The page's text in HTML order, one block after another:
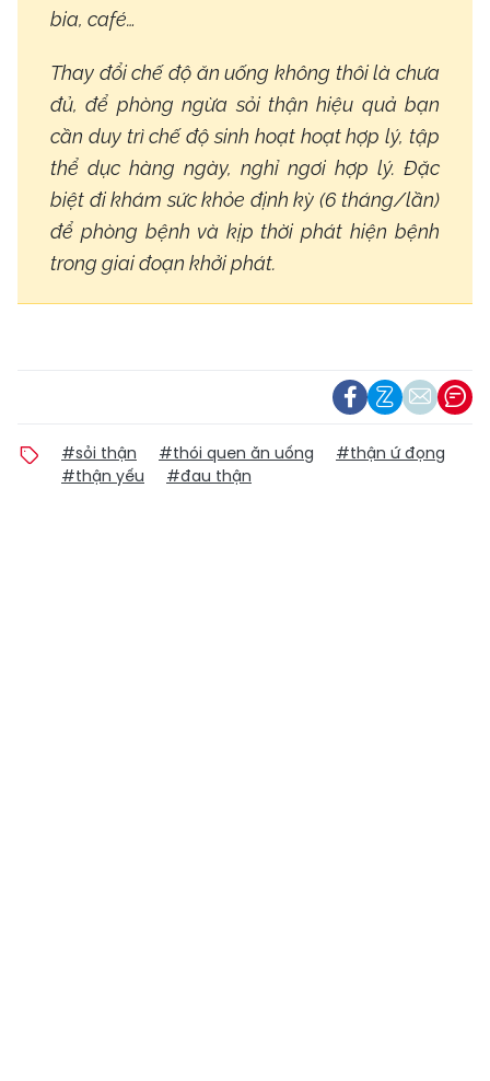
bia, café…
Thay đổi chế độ ăn uống không thôi là chưa
đủ, để phòng ngừa sỏi thận hiệu quả bạn
cần duy trì chế độ sinh hoạt hoạt hợp lý, tập
thể dục hàng ngày, nghỉ ngơi hợp lý. Đặc
biệt đi khám sức khỏe định kỳ (6 tháng/lần)
để phòng bệnh và kịp thời phát hiện bệnh
trong giai đoạn khởi phát.
#sỏi thận #thói quen ăn uống
#thận ứ đọng
#thận yếu
#đau thận